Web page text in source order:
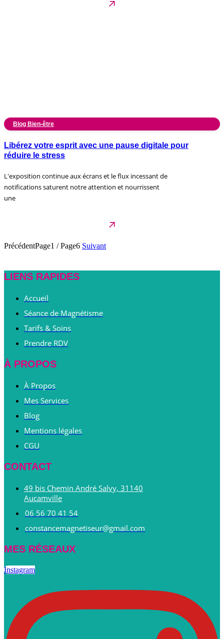
Blog Bien-être
Libérez votre esprit avec une pause digitale pour
réduire le stress
L'exposition continue aux écrans et le flux incessant de
notifications saturent notre attention et nourrissent
une
PrécédentPage1 / Page6 Suivant
LIENS RAPIDES
Accueil
Séance de Magnétisme
Tarifs & Soins
Prendre RDV
À PROPOS
À Propos
Mes Services
Blog
Mentions légales
CGU
CONTACT
49 bis Chemin André Salvy, 31140
Aucamville
06 56 70 41 54
constancemagnetiseur@gmail.com
MES RÉSEAUX
Instagram